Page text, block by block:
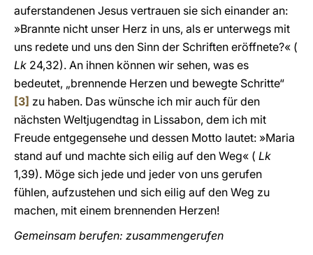
auferstandenen Jesus vertrauen sie sich einander an:
»Brannte nicht unser Herz in uns, als er unterwegs mit
uns redete und uns den Sinn der Schriften eröffnete?« (
Lk 24,32). An ihnen können wir sehen, was es
bedeutet, „brennende Herzen und bewegte Schritte“
[3] zu haben. Das wünsche ich mir auch für den
nächsten Weltjugendtag in Lissabon, dem ich mit
Freude entgegensehe und dessen Motto lautet: »Maria
stand auf und machte sich eilig auf den Weg« ( Lk
1,39). Möge sich jede und jeder von uns gerufen
fühlen, aufzustehen und sich eilig auf den Weg zu
machen, mit einem brennenden Herzen!
Gemeinsam berufen: zusammengerufen